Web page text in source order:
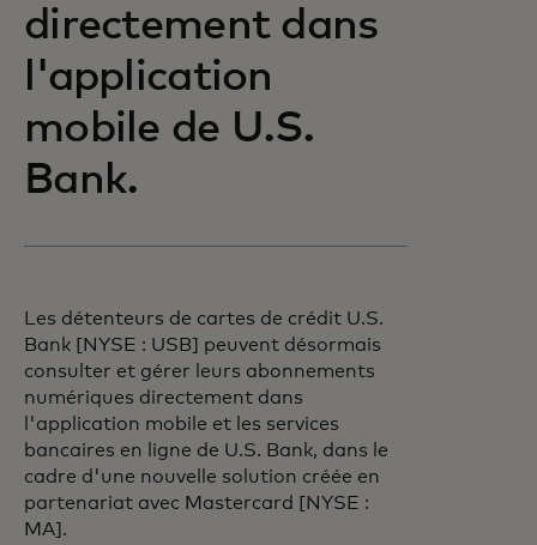
directement dans
l'application
mobile de U.S.
Bank.
Les détenteurs de cartes de crédit U.S.
Bank [NYSE : USB] peuvent désormais
consulter et gérer leurs abonnements
numériques directement dans
l'application mobile et les services
bancaires en ligne de U.S. Bank, dans le
cadre d'une nouvelle solution créée en
partenariat avec Mastercard [NYSE :
MA].